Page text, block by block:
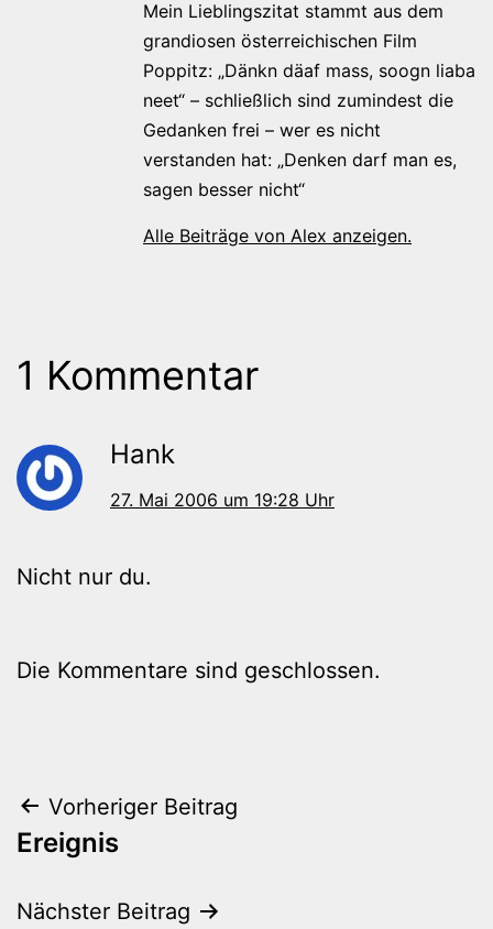
Mein Lieblingszitat stammt aus dem
grandiosen österreichischen Film
Poppitz: „Dänkn däaf mass, soogn liaba
neet“ – schließlich sind zumindest die
Gedanken frei – wer es nicht
verstanden hat: „Denken darf man es,
sagen besser nicht“
Alle Beiträge von Alex anzeigen.
1 Kommentar
Hank
27. Mai 2006 um 19:28 Uhr
Nicht nur du.
Die Kommentare sind geschlossen.
Beitragsnavigation
Vorheriger Beitrag
Ereignis
Nächster Beitrag